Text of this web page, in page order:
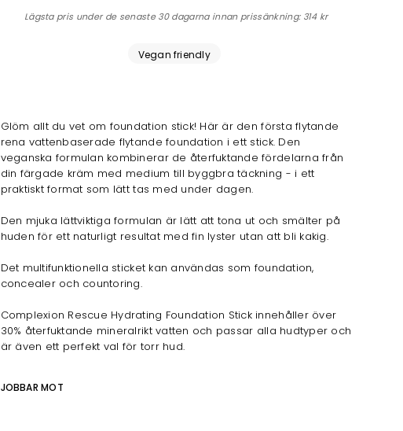
Lägsta pris under de senaste 30 dagarna innan prissänkning: 314 kr
Vegan friendly
Glöm allt du vet om foundation stick! Här är den första flytande
rena vattenbaserade flytande foundation i ett stick. Den
veganska formulan kombinerar de återfuktande fördelarna från
din färgade kräm med medium till byggbra täckning - i ett
praktiskt format som lätt tas med under dagen.
Den mjuka lättviktiga formulan är lätt att tona ut och smälter på
huden för ett naturligt resultat med fin lyster utan att bli kakig.
Det multifunktionella sticket kan användas som foundation,
concealer och countoring.
Complexion Rescue Hydrating Foundation Stick innehåller över
30% återfuktande mineralrikt vatten och passar alla hudtyper och
är även ett perfekt val för torr hud.
JOBBAR MOT